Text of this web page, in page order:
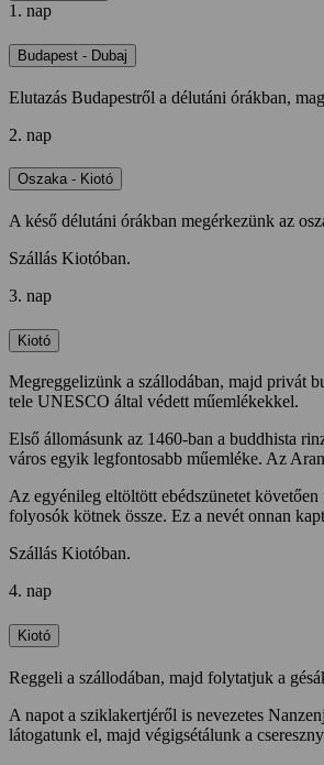
1. nap
Budapest - Dubaj
Elutazás Budapestről a délutáni órákban,
2. nap
Oszaka - Kiotó
A késő délutáni órákban megérkezünk az
Szállás Kiotóban.
3. nap
Kiotó
Megreggelizünk a szállodában, majd privát
tele UNESCO által védett műemlékekkel.
Első állomásunk az 1460-ban a buddhista
város egyik legfontosabb műemléke. Az
Az egyénileg eltöltött ebédszünetet
folyosók kötnek össze. Ez a nevét onnan
Szállás Kiotóban.
4. nap
Kiotó
Reggeli a szállodában, majd folytatjuk a
A napot a sziklakertjéről is nevezetes
látogatunk el, majd végigsétálunk a